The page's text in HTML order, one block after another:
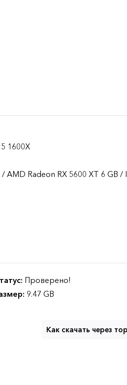
1600X
AMD Radeon RX 5600 XT 6 GB /
Проверено!
9.47 GB
Как скачать через